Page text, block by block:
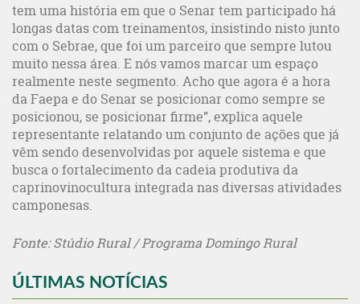
tem uma história em que o Senar tem participado há
longas datas com treinamentos, insistindo nisto junto
com o Sebrae, que foi um parceiro que sempre lutou
muito nessa área. E nós vamos marcar um espaço
realmente neste segmento. Acho que agora é a hora
da Faepa e do Senar se posicionar como sempre se
posicionou, se posicionar firme”, explica aquele
representante relatando um conjunto de ações que já
vêm sendo desenvolvidas por aquele sistema e que
busca o fortalecimento da cadeia produtiva da
caprinovinocultura integrada nas diversas atividades
camponesas.
Fonte: Stúdio Rural / Programa Domingo Rural
ÚLTIMAS NOTÍCIAS